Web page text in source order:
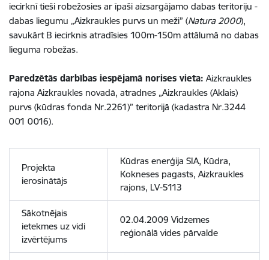
iecirknī tieši robežosies ar īpaši aizsargājamo dabas teritoriju -
dabas liegumu „Aizkraukles purvs un meži” (Natura 2000),
savukārt B iecirknis atradīsies 100m-150m attālumā no dabas
lieguma robežas.
Paredzētās darbības iespējamā norises vieta: Aizkraukles
rajona Aizkraukles novadā, atradnes „Aizkraukles (Aklais)
purvs (kūdras fonda Nr.2261)” teritorijā (kadastra Nr.3244
001 0016).
Projekta
ierosinātājs
Kūdras enerģija SIA, Kūdra,
Kokneses pagasts, Aizkraukles
rajons, LV-5113
Sākotnējais
ietekmes uz vidi
izvērtējums
02.04.2009 Vidzemes
reģionālā vides pārvalde